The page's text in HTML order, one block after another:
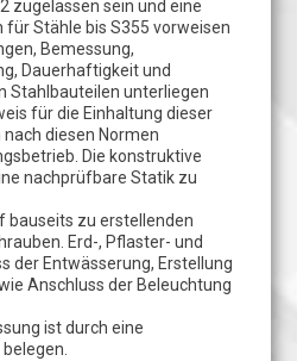
2 zugelassen sein und eine
Stähle bis S355 vorweisen
Bemessung,
Dauerhaftigkeit und
Stahlbauteilen unterliegen
für die Einhaltung dieser
diesen Normen
Die konstruktive
nachprüfbare Statik zu
bauseits zu erstellenden
Erd-, Pflaster- und
der Entwässerung, Erstellung
Anschluss der Beleuchtung
ist durch eine